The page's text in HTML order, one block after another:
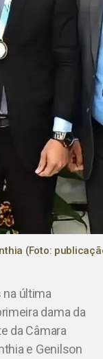
(Foto:
última
dama da
da Câmara
e Genilson